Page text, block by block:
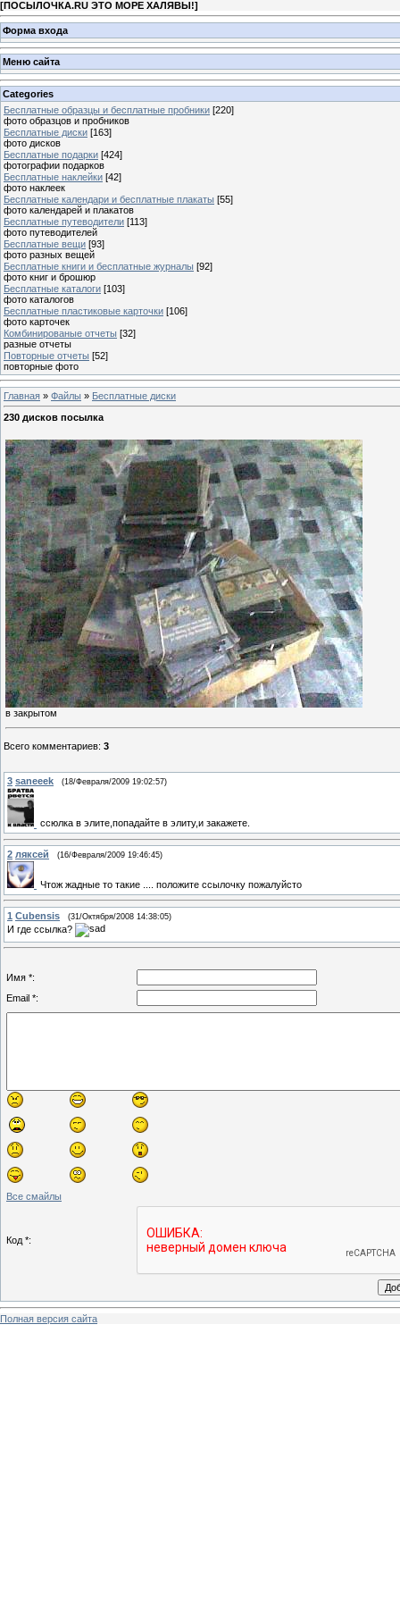
[ПОСЫЛОЧКА.RU ЭТО МОРЕ ХАЛЯВЫ!]
Форма входа
Меню сайта
Categories
Бесплатные образцы и бесплатные пробники [220]
фото образцов и пробников
Бесплатные диски [163]
фото дисков
Бесплатные подарки [424]
фотографии подарков
Бесплатные наклейки [42]
фото наклеек
Бесплатные календари и бесплатные плакаты [55]
фото календарей и плакатов
Бесплатные путеводители [113]
фото путеводителей
Бесплатные вещи [93]
фото разных вещей
Бесплатные книги и бесплатные журналы [92]
фото книг и брошюр
Бесплатные каталоги [103]
фото каталогов
Бесплатные пластиковые карточки [106]
фото карточек
Комбинированые отчеты [32]
разные отчеты
Повторные отчеты [52]
повторные фото
Главная » Файлы » Бесплатные диски
230 дисков посылка
в закрытом
Всего комментариев: 3
3 saneeek (18/Февраля/2009 19:02:57)
ссюлка в элите,попадайте в элиту,и закажете.
2 ляксей (16/Февраля/2009 19:46:45)
Чтож жадные то такие .... положите ссылочку пожалуйсто
1 Cubensis (31/Октября/2008 14:38:05)
И где ссылка?
Имя *:
Email *:
Все смайлы
Код *:
Полная версия сайта